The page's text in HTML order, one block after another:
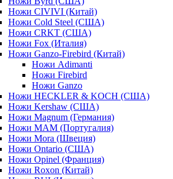
Ножи CIVIVI (Китай)
Ножи Cold Steel (США)
Ножи CRKT (США)
Ножи Fox (Италия)
Ножи Ganzo-Firebird (Китай)
Ножи Adimanti
Ножи Firebird
Ножи Ganzo
Ножи HECKLER & KOCH (США)
Ножи Kershaw (США)
Ножи Magnum (Германия)
Ножи MAM (Португалия)
Ножи Mora (Швеция)
Ножи Ontario (США)
Ножи Opinel (Франция)
Ножи Roxon (Китай)